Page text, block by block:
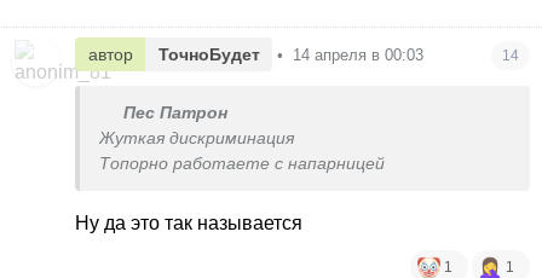
автор ТочноБудет • 14 апреля в 00:03 14
Пес Патрон
Жуткая дискриминация
Топорно работаете с напарницей
Ну да это так называется
1 1